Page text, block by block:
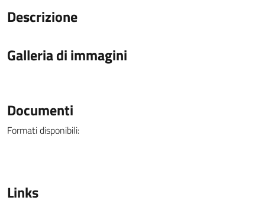
Descrizione
Galleria di immagini
Documenti
Formati disponibili:
Links